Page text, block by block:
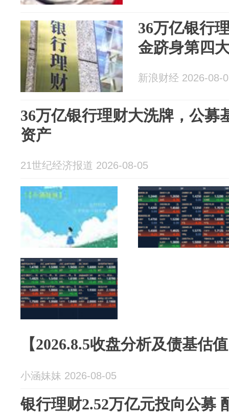
36万亿银行
金跻身第四
新浪财经 2026-08-
36万亿银行理财大洗牌，公募
资产
21世纪经济报道 2026-08-05
【2026.8.5收盘分析及债基估
小涵妹妹 2026-08-05
银